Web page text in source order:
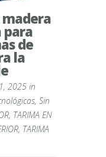
madera
para
de
la
2025 in
, Sin
, TARIMA EN
, TARIMA